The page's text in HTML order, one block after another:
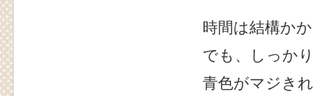
時間は結構か
でも、しっか
青色がマジき